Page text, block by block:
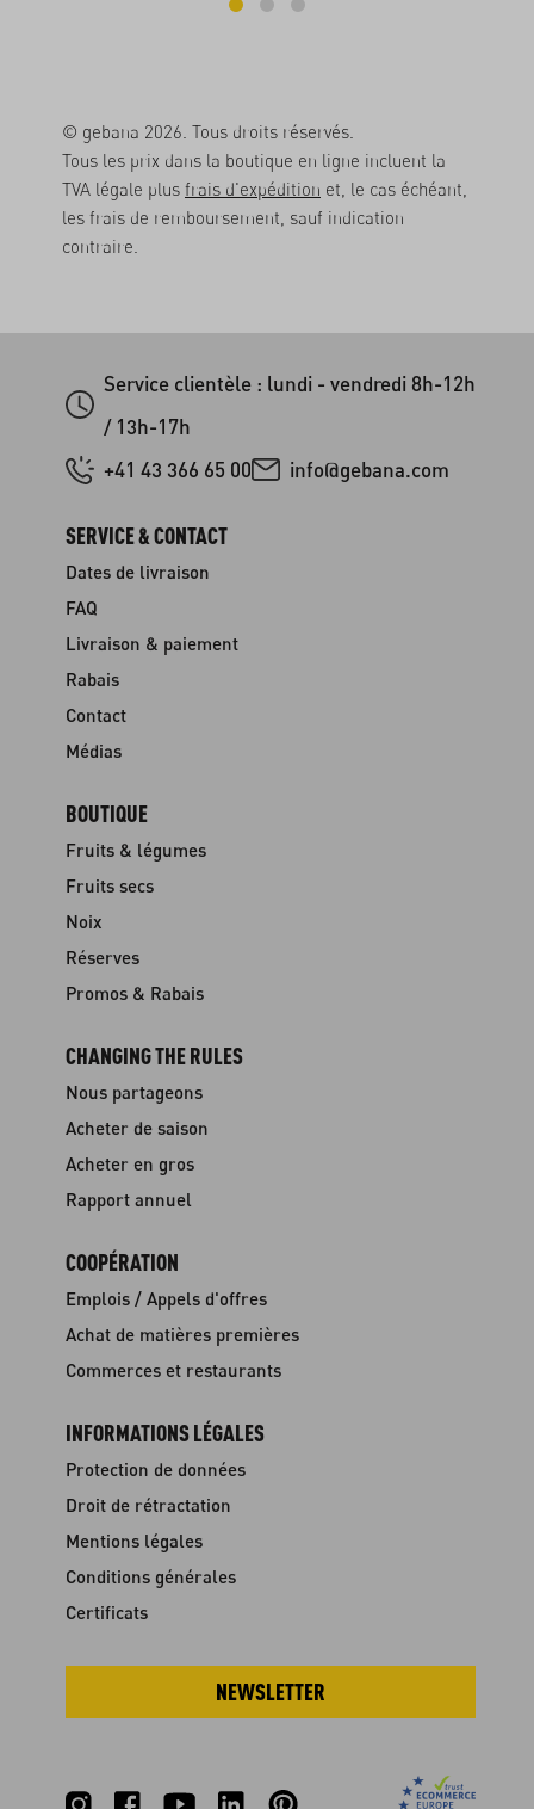
© gebana 2026. Tous droits réservés.
Tous les prix dans la boutique en ligne incluent la
TVA légale plus frais d'expédition et, le cas échéant,
les frais de remboursement, sauf indication
contraire.
Service clientèle : lundi - vendredi 8h-12h
/ 13h-17h
+41 43 366 65 00
info@gebana.com
SERVICE & CONTACT
Dates de livraison
FAQ
Livraison & paiement
Rabais
Contact
Médias
BOUTIQUE
Fruits & légumes
Fruits secs
Noix
Réserves
Promos & Rabais
CHANGING THE RULES
Nous partageons
Acheter de saison
Acheter en gros
Rapport annuel
COOPÉRATION
Emplois / Appels d'offres
Achat de matières premières
Commerces et restaurants
INFORMATIONS LÉGALES
Protection de données
Droit de rétractation
Mentions légales
Conditions générales
Certificats
NEWSLETTER